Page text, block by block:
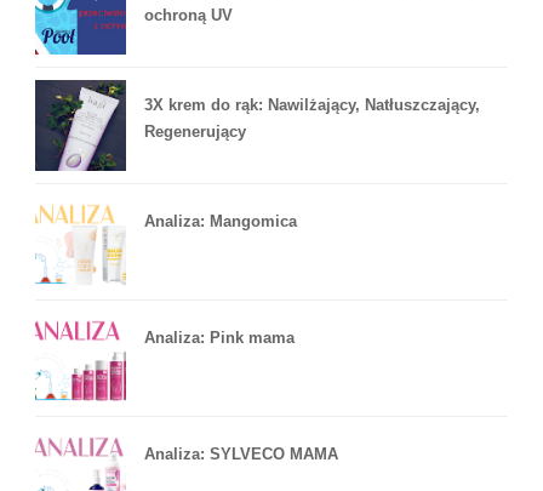
ochroną UV
3X krem do rąk: Nawilżający, Natłuszczający,
Regenerujący
Analiza: Mangomica
Analiza: Pink mama
Analiza: SYLVECO MAMA